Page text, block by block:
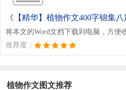
《【精华】植物作文400字锦集八
将本文的Word文档下载到电脑，方便
推荐度：
植物作文图文推荐